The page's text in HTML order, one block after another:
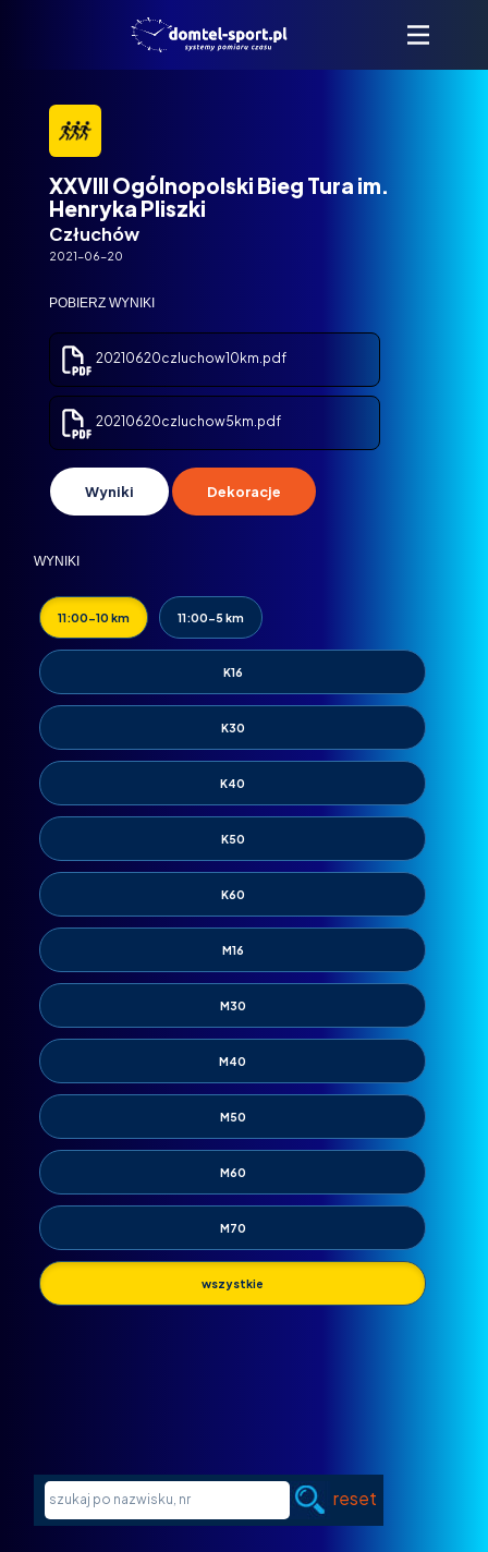
XXVIII Ogólnopolski Bieg Tura im.
Henryka Pliszki
Człuchów
2021-06-20
POBIERZ WYNIKI
20210620czluchow10km.pdf
20210620czluchow5km.pdf
Wyniki Dekoracje
WYNIKI
11:00-10 km 11:00-5 km
K16
K30
K40
K50
K60
M16
M30
M40
M50
M60
M70
wszystkie
reset